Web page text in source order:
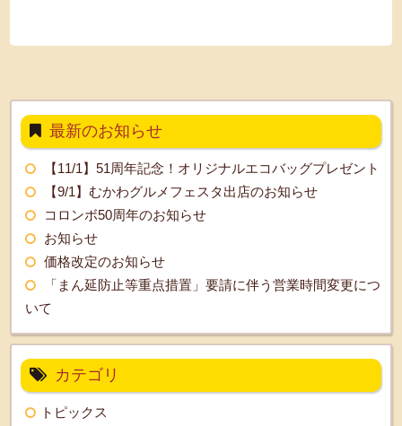
最新のお知らせ
【11/1】51周年記念！オリジナルエコバッグプレゼント
【9/1】むかわグルメフェスタ出店のお知らせ
コロンボ50周年のお知らせ
お知らせ
価格改定のお知らせ
「まん延防止等重点措置」要請に伴う営業時間変更につ
いて
カテゴリ
トピックス